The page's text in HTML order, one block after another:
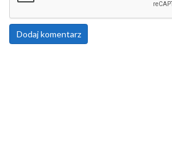
Dodaj komentarz